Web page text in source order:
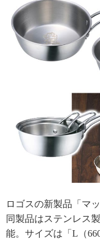
ロゴスの新製品「マ
同製品はステンレス
能。サイズは「L（